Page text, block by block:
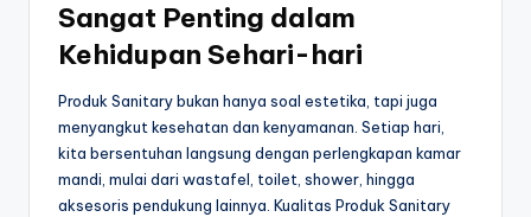
Sangat Penting dalam
Kehidupan Sehari-hari
Produk Sanitary bukan hanya soal estetika, tapi juga
menyangkut kesehatan dan kenyamanan. Setiap hari,
kita bersentuhan langsung dengan perlengkapan kamar
mandi, mulai dari wastafel, toilet, shower, hingga
aksesoris pendukung lainnya. Kualitas Produk Sanitary